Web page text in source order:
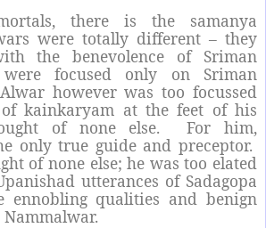
there is the samanya
were totally different – they
the benevolence of Sriman
focused only on Sriman
however was too focussed
kainkaryam at the feet of his
of none else. For him,
only true guide and preceptor.
of none else; he was too elated
utterances of Sadagopa
ennobling qualities and benign